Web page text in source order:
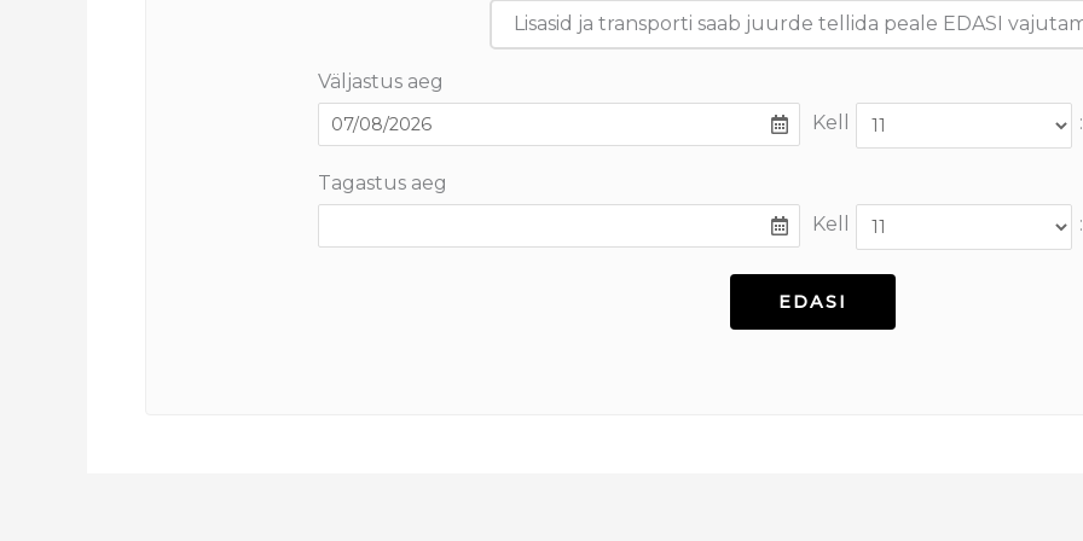
Lisasid ja transporti saab juurde tellida peale EDASI
Väljastus aeg
Kell
:
Tagastus aeg
Kell
: